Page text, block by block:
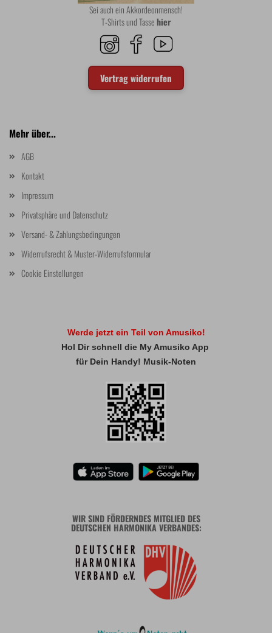
Sei auch ein Akkordeonmensch!
T-Shirts und Tassehier
Vertrag widerrufen
Mehr über...
AGB
Kontakt
Impressum
Privatsphäre und Datenschutz
Versand- & Zahlungsbedingungen
Widerrufsrecht & Muster-Widerrufsformular
Cookie Einstellungen
Werde jetzt ein Teil von Amusiko!
Hol Dir schnell die My Amusiko App
für Dein Handy! Musik-Noten
WIR SIND FÖRDERNDES MITGLIED DES
DEUTSCHEN HARMONIKA VERBANDES: